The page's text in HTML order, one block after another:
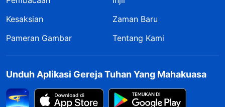
Kesaksian
Zaman Baru
Pameran Gambar
Tentang Kami
Unduh Aplikasi Gereja Tuhan Yang Mahakuasa